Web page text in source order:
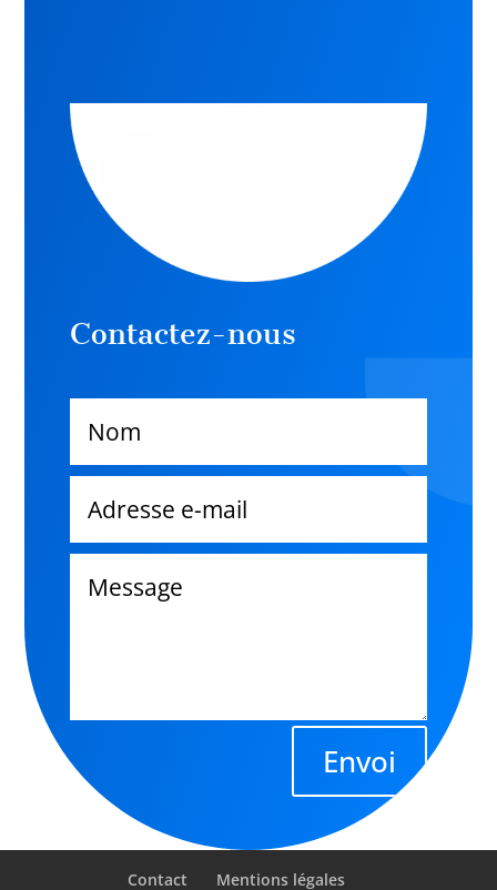
Contactez-nous
Envoi
Contact Mentions légales